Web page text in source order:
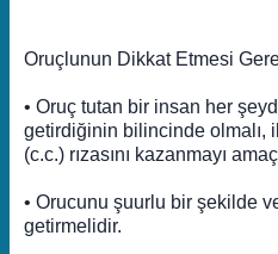
Oruçlunun Dikkat Etmesi
• Oruç tutan bir insan her
getirdiğinin bilincinde olmalı,
(c.c.) rızasını kazanmayı
• Orucunu şuurlu bir şekilde
getirmelidir.